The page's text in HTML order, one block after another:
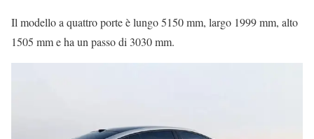
Il modello a quattro porte è lungo 5150 mm, largo 1999 mm, alto
1505 mm e ha un passo di 3030 mm.